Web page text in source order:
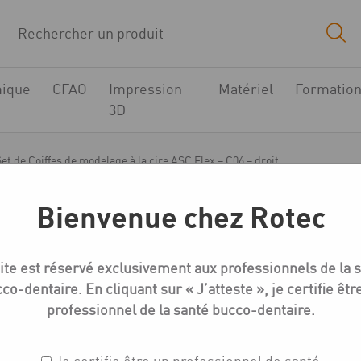
CFAO
Impression
3D
Matériel
de Coiffes de modelage à la cire ASC Flex – C06 – droit
Set de Coiffes de
Flex – C06 – droit
Bienvenue chez Rotec
est réservé exclusivement aux professionnels de la
dentaire. En cliquant sur « J’atteste », je certifie
professionnel de la santé bucco-dentaire.